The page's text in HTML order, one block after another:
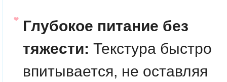
Глубокое питание без
тяжести: Текстура быстро
впитывается, не оставляя